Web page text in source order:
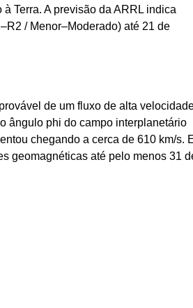
Terra. A previsão da ARRL indica
/ Menor–Moderado) até 21 de
de um fluxo de alta
ângulo phi do campo interplanetário
chegando a cerca de 610 km/s.
geomagnéticas até pelo menos 31